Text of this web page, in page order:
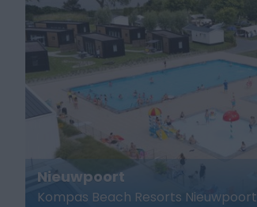
Nieuwpoort
Kompas Beach Resorts Nieuwpoort